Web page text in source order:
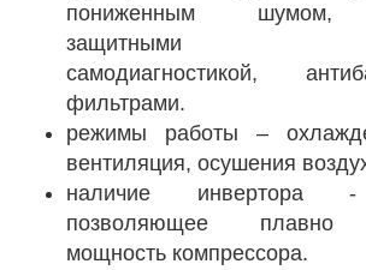
пониженным шумом,
защитными
самодиагностикой,
фильтрами.
режимы работы –
вентиляция, осушения
наличие инвертора -
позволяющее плавно
мощность компрессора.